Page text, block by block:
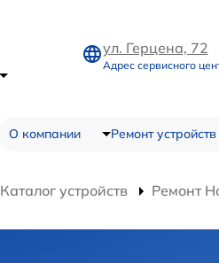
ул. Герцена, 72
Адрес сервисного
О компании Ремонт устройств
Каталог устройств Ремонт